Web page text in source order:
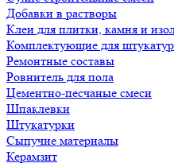
Добавки в растворы
Клеи для плитки, камня и
Комплектующие для
Ремонтные составы
Ровнитель для пола
Цементно-песчаные смеси
Шпаклевки
Штукатурки
Сыпучие материалы
Керамзит